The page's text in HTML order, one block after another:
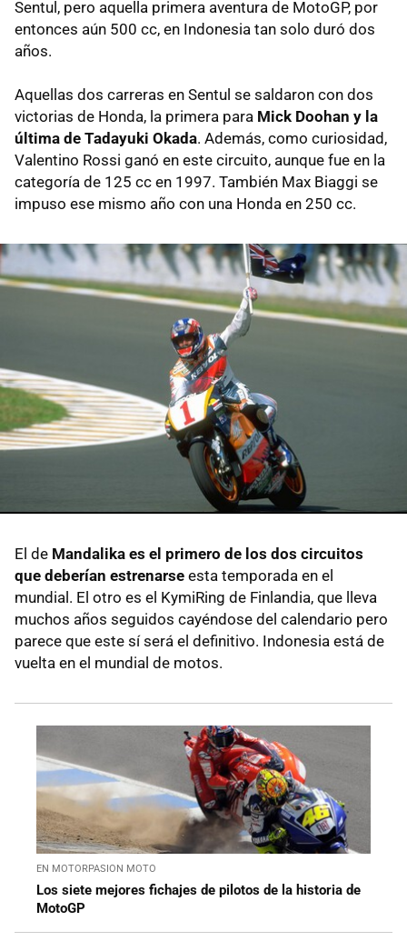
Sentul, pero aquella primera aventura de MotoGP, por
entonces aún 500 cc, en Indonesia tan solo duró dos
años.
Aquellas dos carreras en Sentul se saldaron con dos
victorias de Honda, la primera para Mick Doohan y la
última de Tadayuki Okada. Además, como curiosidad,
Valentino Rossi ganó en este circuito, aunque fue en la
categoría de 125 cc en 1997. También Max Biaggi se
impuso ese mismo año con una Honda en 250 cc.
El de Mandalika es el primero de los dos circuitos
que deberían estrenarse esta temporada en el
mundial. El otro es el KymiRing de Finlandia, que lleva
muchos años seguidos cayéndose del calendario pero
parece que este sí será el definitivo. Indonesia está de
vuelta en el mundial de motos.
EN MOTORPASION MOTO
Los siete mejores fichajes de pilotos de la historia de
MotoGP